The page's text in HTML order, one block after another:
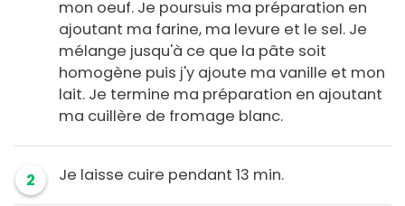
mon oeuf. Je poursuis ma préparation en
ajoutant ma farine, ma levure et le sel. Je
mélange jusqu'à ce que la pâte soit
homogène puis j'y ajoute ma vanille et mon
lait. Je termine ma préparation en ajoutant
ma cuillère de fromage blanc.
2 Je laisse cuire pendant 13 min.